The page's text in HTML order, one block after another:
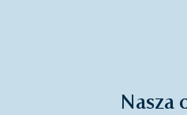
Nasza